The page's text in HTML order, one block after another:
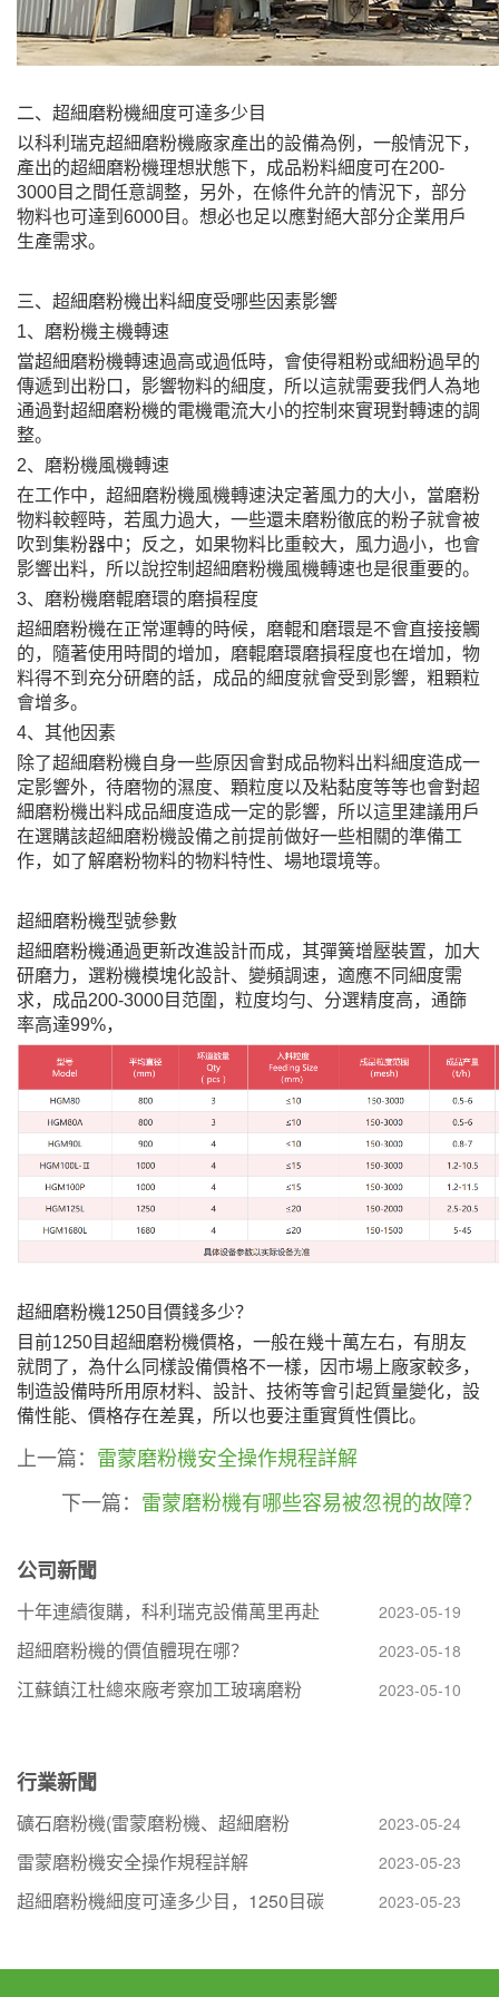
二、超細磨粉機細度可達多少目
以科利瑞克超細磨粉機廠家產出的設備為例，一般情況下，
產出的超細磨粉機理想狀態下，成品粉料細度可在200-
3000目之間任意調整，另外，在條件允許的情況下，部分
物料也可達到6000目。想必也足以應對絕大部分企業用戶
生產需求。
三、超細磨粉機出料細度受哪些因素影響
1、磨粉機主機轉速
當超細磨粉機轉速過高或過低時，會使得粗粉或細粉過早的
傳遞到出粉口，影響物料的細度，所以這就需要我們人為地
通過對超細磨粉機的電機電流大小的控制來實現對轉速的調
整。
2、磨粉機風機轉速
在工作中，超細磨粉機風機轉速決定著風力的大小，當磨粉
物料較輕時，若風力過大，一些還未磨粉徹底的粉子就會被
吹到集粉器中；反之，如果物料比重較大，風力過小，也會
影響出料，所以說控制超細磨粉機風機轉速也是很重要的。
3、磨粉機磨輥磨環的磨損程度
超細磨粉機在正常運轉的時候，磨輥和磨環是不會直接接觸
的，隨著使用時間的增加，磨輥磨環磨損程度也在增加，物
料得不到充分研磨的話，成品的細度就會受到影響，粗顆粒
會增多。
4、其他因素
除了超細磨粉機自身一些原因會對成品物料出料細度造成一
定影響外，待磨物的濕度、顆粒度以及粘黏度等等也會對超
細磨粉機出料成品細度造成一定的影響，所以這里建議用戶
在選購該超細磨粉機設備之前提前做好一些相關的準備工
作，如了解磨粉物料的物料特性、場地環境等。
超細磨粉機型號參數
超細磨粉機通過更新改進設計而成，其彈簧增壓裝置，加大
研磨力，選粉機模塊化設計、變頻調速，適應不同細度需
求，成品200-3000目范圍，粒度均勻、分選精度高，通篩
率高達99%，
超細磨粉機1250目價錢多少？
目前1250目超細磨粉機價格，一般在幾十萬左右，有朋友
就問了，為什么同樣設備價格不一樣，因市場上廠家較多，
制造設備時所用原材料、設計、技術等會引起質量變化，設
備性能、價格存在差異，所以也要注重實質性價比。
上一篇： 雷蒙磨粉機安全操作規程詳解
下一篇： 雷蒙磨粉機有哪些容易被忽視的故障？
公司新聞
十年連續復購，科利瑞克設備萬里再赴 2023-05-19
超細磨粉機的價值體現在哪？ 2023-05-18
江蘇鎮江杜總來廠考察加工玻璃磨粉 2023-05-10
行業新聞
礦石磨粉機(雷蒙磨粉機、超細磨粉 2023-05-24
雷蒙磨粉機安全操作規程詳解 2023-05-23
超細磨粉機細度可達多少目，1250目碳 2023-05-23